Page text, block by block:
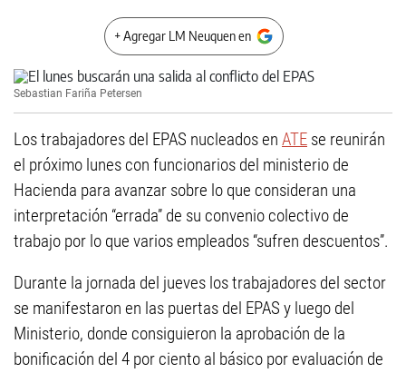
+ Agregar LM Neuquen en
Sebastian Fariña Petersen
Los trabajadores del EPAS nucleados en ATE se reunirán
el próximo lunes con funcionarios del ministerio de
Hacienda para avanzar sobre lo que consideran una
interpretación “errada” de su convenio colectivo de
trabajo por lo que varios empleados “sufren descuentos”.
Durante la jornada del jueves los trabajadores del sector
se manifestaron en las puertas del EPAS y luego del
Ministerio, donde consiguieron la aprobación de la
bonificación del 4 por ciento al básico por evaluación de